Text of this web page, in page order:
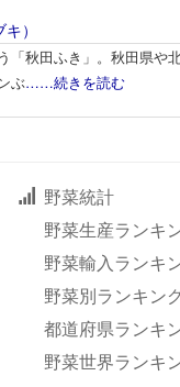
）
「秋田ふき」。秋田県や
ぶ……続きを読む
野菜統計
野菜生産ランキ
野菜輸入ランキ
野菜別ランキン
都道府県ランキ
野菜世界ランキ